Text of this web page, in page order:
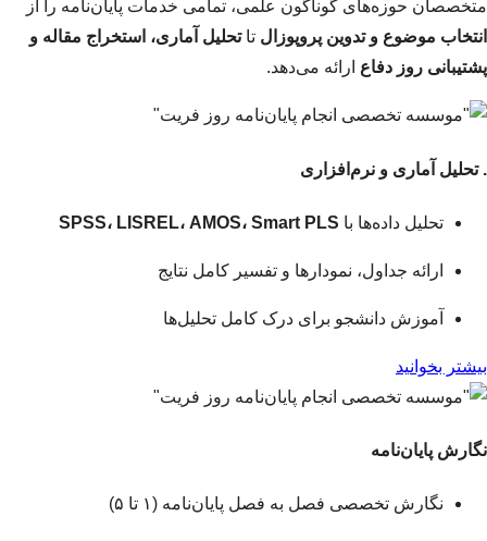
متخصصان حوزه‌های گوناگون علمی، تمامی خدمات پایان‌نامه را از
انتخاب موضوع و تدوین پروپوزال تاتحلیل آماری، استخراج مقاله و
پشتیبانی روز دفاع ارائه می‌دهد.
. تحلیل آماری و نرم‌افزاری
تحلیل داده‌ها با SPSS، LISREL، AMOS، Smart PLS
ارائه جداول، نمودارها و تفسیر کامل نتایج
آموزش دانشجو برای درک کامل تحلیل‌ها
بیشتر بخوانید
نگارش پایان‌نامه
نگارش تخصصی فصل به فصل پایان‌نامه (۱ تا ۵)